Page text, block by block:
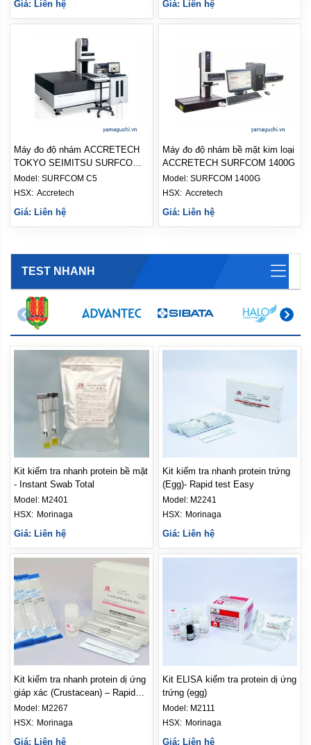
Giá: Liên hệ Giá: Liên hệ
Máy đo độ nhám ACCRETECH
TOKYO SEIMITSU SURFCOM
C5
Model: SURFCOM C5
Accretech
Giá: Liên hệ
Máy đo độ nhám bề mặt kim loại
ACCRETECH SURFCOM 1400G
Model: SURFCOM 1400G
HSX: Accretech
Giá: Liên hệ
TEST NHANH
Kit kiểm tra nhanh protein bề mặt
- Instant Swab Total
Model: M2401
Morinaga
Giá: Liên hệ
Kit kiểm tra nhanh protein trứng
(Egg)- Rapid test Easy
Model: M2241
HSX: Morinaga
Giá: Liên hệ
Kit kiểm tra nhanh protein dị ứng
giáp xác (Crustacean) – Rapid
test ProII
Model: M2267
Morinaga
Giá: Liên hệ
Kit ELISA kiểm tra protein dị ứng
trứng (egg)
Model: M2111
HSX: Morinaga
Giá: Liên hệ